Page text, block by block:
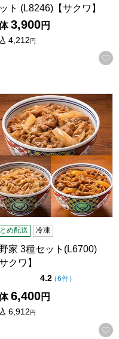
入りに登録する
ト (L8246)【サクワ】
3,900円
4,212円
クワ】
入りに登録する
野家 3種セット(L6700)【サ
め配送 冷凍
家 3種セット(L6700)
サクワ】
4.2点（5点満点中）
（6件の評価
）
6,400円
6,912円